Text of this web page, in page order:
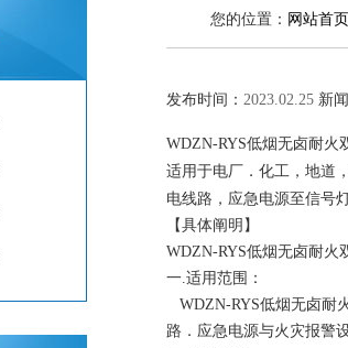
您的位置： 网站首页
发布时间： 2023.02.25 新
WDZN-RYS低烟无卤耐火
适用于电厂．化工，地道
电线路，应急电源至信号
【具体阐明】
WDZN-RYS低烟无卤耐火
一.适用范围：
WDZN-RYS低烟无卤耐
路．应急电源与火灾报警